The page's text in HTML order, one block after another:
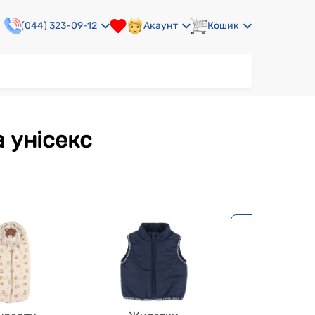
(044) 323-09-12 Акаунт Кошик
унісекс